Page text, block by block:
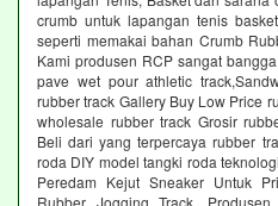
crumb untuk lapangan tenis
seperti memakai bahan Crumb
Kami produsen RCP sangat
pave wet pour athletic
rubber track Gallery Buy Low Price
wholesale rubber track Grosir
Beli dari yang terpercaya rubber
roda DIY model tangki roda
Peredam Kejut Sneaker Untuk